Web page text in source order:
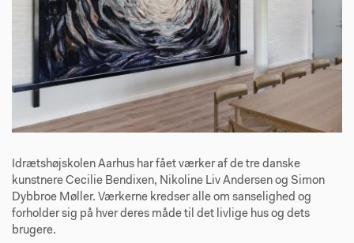
Idrætshøjskolen Aarhus har fået værker af de tre danske
kunstnere Cecilie Bendixen, Nikoline Liv Andersen og Simon
Dybbroe Møller. Værkerne kredser alle om sanselighed og
forholder sig på hver deres måde til det livlige hus og dets
brugere.